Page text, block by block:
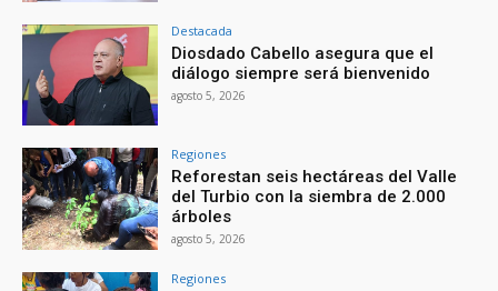
Destacada
Diosdado Cabello asegura que el
diálogo siempre será bienvenido
agosto 5, 2026
Regiones
Reforestan seis hectáreas del Valle
del Turbio con la siembra de 2.000
árboles
agosto 5, 2026
Regiones